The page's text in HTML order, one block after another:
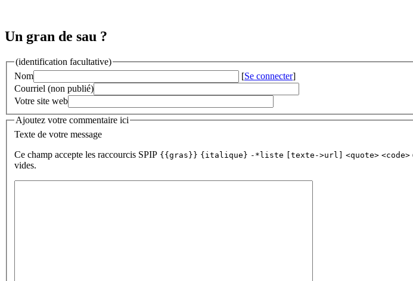
Un gran de sau ?
(identification facultative)
Nom
[Se connecter]
Courriel (non publié)
Votre site web
Ajoutez votre commentaire ici
Texte de votre message
Ce champ accepte les raccourcis SPIP {{gras}} {italique} -*liste [texte->url] <quote> <code>
vides.